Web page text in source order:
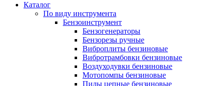
Каталог
По виду инструмента
Бензоинструмент
Бензогенераторы
Бензорезы ручные
Виброплиты бензиновые
Вибротрамбовки бензиновые
Воздуходувки бензиновые
Мотопомпы бензиновые
Пилы цепные бензиновые